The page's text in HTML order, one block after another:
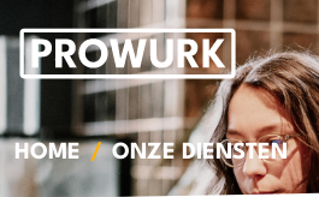
HOME ONZE DIENSTEN